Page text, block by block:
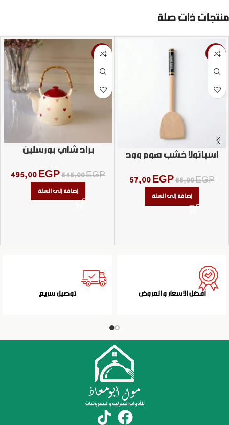
منتجات ذات صلة
-33%
اسباتولا خشب هوم وود
85,00EGP
57,00 EGP
إضافة إلى السلة
-9%
براد شاي بورسلين
545,00EGP
495,00 EGP
إضافة إلى السلة
أفضل الاسعار و العروض توصيل سريع